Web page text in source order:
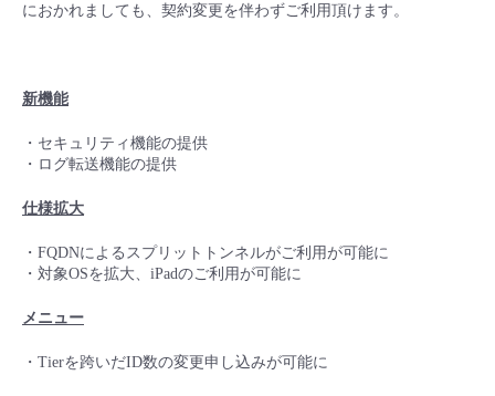
- APIリファレンス
- クラウド / サーバー
- Flexible Remote Access
- リモートワーク
- その他
におかれましても、契約変更を伴わずご利用頂けます。
新機能
・セキュリティ機能の提供
・ログ転送機能の提供
仕様拡大
・FQDNによるスプリットトンネルがご利用が可能に
・対象OSを拡大、iPadのご利用が可能に
メニュー
・Tierを跨いだID数の変更申し込みが可能に